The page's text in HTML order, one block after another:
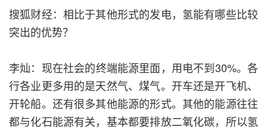
搜狐财经：相比于其他形式的发电，氢能有哪些比较
突出的优势？
李灿：现在社会的终端能源里面，用电不到30%。各
行各业更多用的是天然气、煤气。开车还是开飞机、
开轮船。还有很多其他能源的形式。其他的能源往往
都与化石能源有关，基本都要排放二氧化碳，所以氢